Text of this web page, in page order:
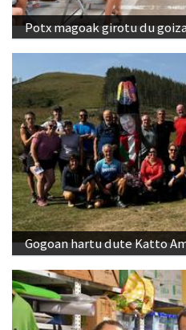
Potx magoak girotu du
Gogoan hartu dute Katto